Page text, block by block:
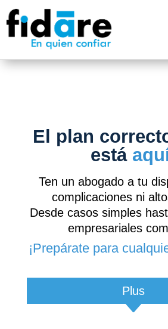
El plan
está
Ten un abogado a tu
complicaciones ni
Desde casos simples
empresariales
¡Prepárate para
Plus
C